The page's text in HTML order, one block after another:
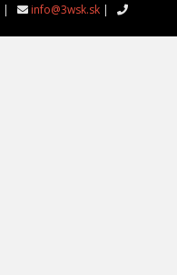
| info@3wsk.sk |